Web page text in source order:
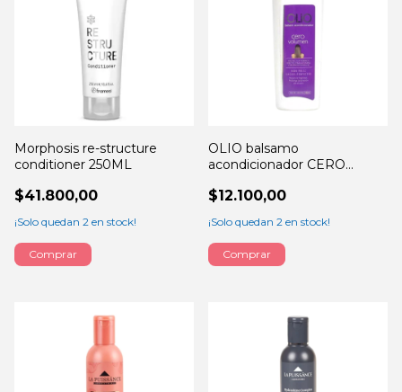
Morphosis re-structure
conditioner 250ML
$41.800,00
¡Solo quedan 2 en stock!
OLIO balsamo
acondicionador CERO
$12.100,00
¡Solo quedan 2 en stock!